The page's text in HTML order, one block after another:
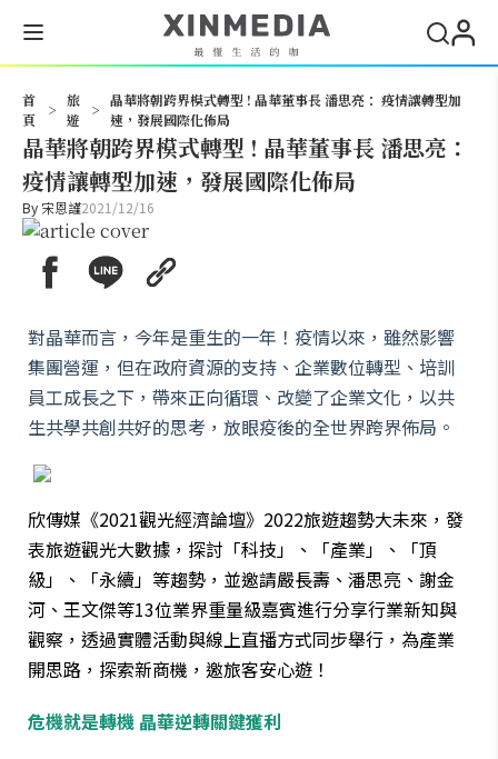
首
頁
>
旅
遊
>
晶華將朝跨界模式轉型 ! 晶華董事長 潘思亮： 疫情讓轉型加
速，發展國際化佈局
晶華將朝跨界模式轉型 ! 晶華董事長 潘思亮：
疫情讓轉型加速，發展國際化佈局
By 宋恩謹2021/12/16
對晶華而言，今年是重生的一年！疫情以來，雖然影響
集團營運，但在政府資源的支持、企業數位轉型、培訓
員工成長之下，帶來正向循環、改變了企業文化，以共
生共學共創共好的思考，放眼疫後的全世界跨界佈局。
欣傳媒《2021觀光經濟論壇》2022旅遊趨勢大未來，發
表旅遊觀光大數據，探討「科技」、「產業」、「頂
級」、「永續」等趨勢，並邀請嚴長壽、潘思亮、謝金
河、王文傑等13位業界重量級嘉賓進行分享行業新知與
觀察，透過實體活動與線上直播方式同步舉行，為產業
開思路，探索新商機，邀旅客安心遊！
危機就是轉機 晶華逆轉關鍵獲利